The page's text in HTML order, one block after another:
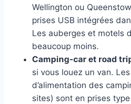
Wellington ou
prises USB intégrées
Les auberges et motels
beaucoup moins.
Camping-car et road
si vous louez un van.
d’alimentation des
sites) sont en prises type